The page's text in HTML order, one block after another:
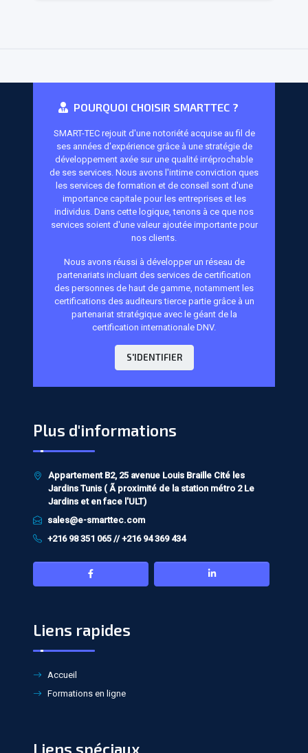
POURQUOI CHOISIR SMARTTEC ?
SMART-TEC rejouit d'une notoriété acquise au fil de
ses années d'expérience grâce à une stratégie de
développement axée sur une qualité irréprochable
de ses services. Nous avons l'intime conviction ques
les services de formation et de conseil sont d'une
importance capitale pour les entreprises et les
individus. Dans cette logique, tenons à ce que nos
services soient d'une valeur ajoutée importante pour
nos clients.
Nous avons réussi à développer un réseau de
partenariats incluant des services de certification
des personnes de haut de gamme, notamment les
certifications des auditeurs tierce partie grâce à un
partenariat stratégique avec le géant de la
certification internationale DNV.
S'IDENTIFIER
Plus d'informations
Appartement B2, 25 avenue Louis Braille Cité les
Jardins Tunis ( Ã proximité de la station métro 2 Le
Jardins et en face l'ULT)
sales@e-smarttec.com
+216 98 351 065 // +216 94 369 434
Liens rapides
Accueil
Formations en ligne
Liens spéciaux